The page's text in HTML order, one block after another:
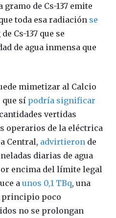
de Cs-137 emite
toda esa radiación se
Cs-137 que se
de agua inmensa que
mimetizar al Calcio
que sí podría significar
vertidas
operarios de la eléctrica
Central, advirtieron de
diarias de agua
encima del límite legal
a unos 0,1 TBq, una
principio poco
no se prolongan